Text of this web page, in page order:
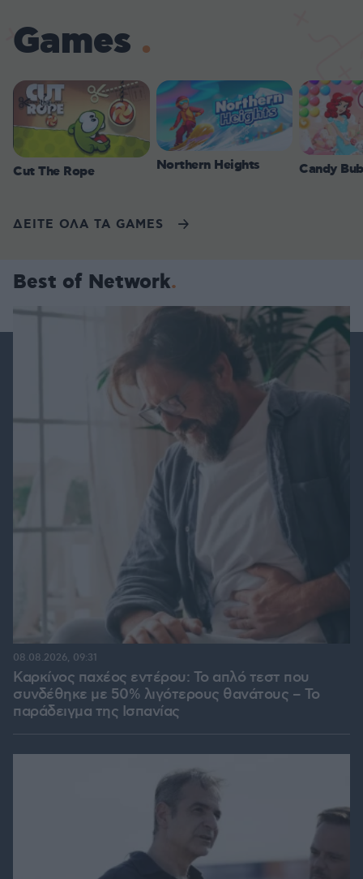
Games
Cut The Rope Northern Heights Candy
ΔΕΙΤΕ ΟΛΑ ΤΑ GAMES
Best of Network
Καρκίνος παχέος εντέρου: Το απλό τεστ που
συνδέθηκε με 50% λιγότερους θανάτους – Το
παράδειγμα της Ισπανίας
08.08.2026, 09:31